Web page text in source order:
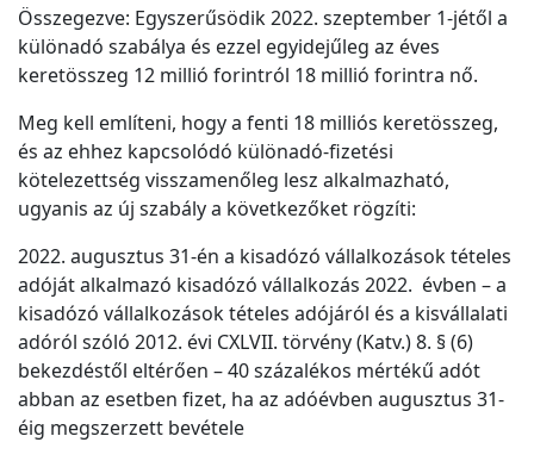
Összegezve: Egyszerűsödik 2022. szeptember 1-jétől a
különadó szabálya és ezzel egyidejűleg az éves
keretösszeg 12 millió forintról 18 millió forintra nő.
Meg kell említeni, hogy a fenti 18 milliós keretösszeg,
és az ehhez kapcsolódó különadó-fizetési
kötelezettség visszamenőleg lesz alkalmazható,
ugyanis az új szabály a következőket rögzíti:
2022. augusztus 31-én a kisadózó vállalkozások tételes
adóját alkalmazó kisadózó vállalkozás 2022. évben – a
kisadózó vállalkozások tételes adójáról és a kisvállalati
adóról szóló 2012. évi CXLVII. törvény (Katv.) 8. § (6)
bekezdéstől eltérően – 40 százalékos mértékű adót
abban az esetben fizet, ha az adóévben augusztus 31-
éig megszerzett bevétele